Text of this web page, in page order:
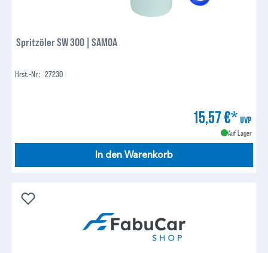
Spritzöler SW 300 | SAMOA
Hrst.-Nr.: 27230
15,57 €* UVP
Auf Lager
In den Warenkorb